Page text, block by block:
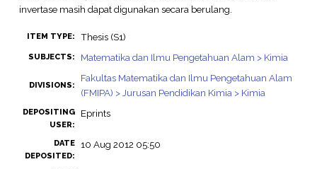
invertase masih dapat digunakan secara berulang.
ITEM TYPE: Thesis (S1)
SUBJECTS: Matematika dan Ilmu Pengetahuan Alam > Kimia
DIVISIONS:
Fakultas Matematika dan Ilmu Pengetahuan Alam
(FMIPA) > Jurusan Pendidikan Kimia > Kimia
DEPOSITING
USER:
Eprints
DATE
DEPOSITED:
10 Aug 2012 05:50